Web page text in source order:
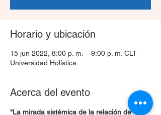
Horario y ubicación
15 jun 2022, 8:00 p. m. – 9:00 p. m. CLT
Universidad Holística
Acerca del evento
"La mirada sistémica de la relación de